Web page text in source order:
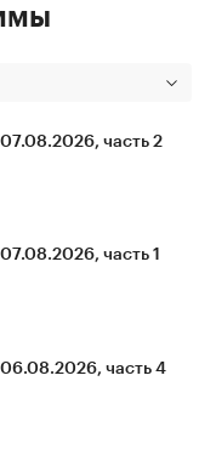
часть 2
часть 1
часть 4